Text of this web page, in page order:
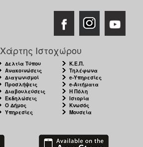
Χάρτης Ιστοχώρου
Δελτία Τύπου
Ανακοινώσεις
Διαγωνισμοί
Προσλήψεις
Διαβουλεύσεις
Εκδηλώσεις
Ο Δήμος
Υπηρεσίες
Κ.Ε.Π.
Τηλέφωνα
e-Υπηρεσίες
e-Αιτήματα
Η Πόλη
Ιστορία
Κνωσός
Μουσεία